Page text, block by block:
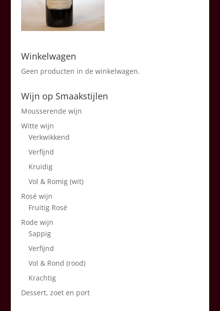
Winkelwagen
Geen producten in de winkelwagen.
Wijn op Smaakstijlen
Mousserende wijn
Witte wijn
Verkwikkend
Verfijnd
Kruidig
Vol & Romig (wit)
Rosé wijn
Fruitig Rosé
Rode wijn
Sappig
Verfijnd
Vol & Rond (rood)
Krachtig
Dessert, zoet en port